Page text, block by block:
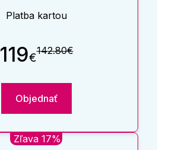
Platba kartou
119€142.80€
Objednať
Zľava 17%